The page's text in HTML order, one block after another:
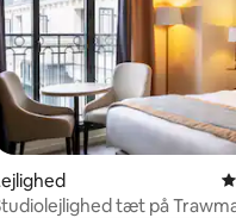
bedømmelse,
tæt på